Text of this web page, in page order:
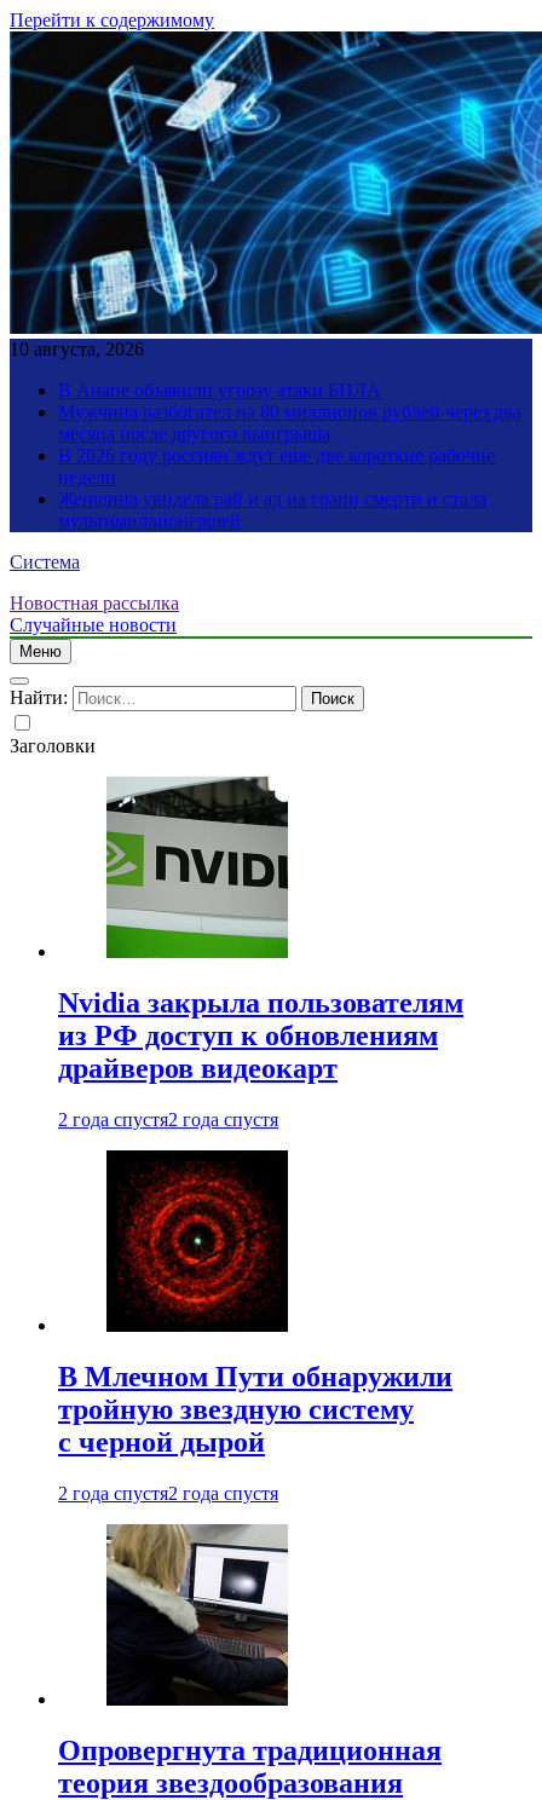
Перейти к содержимому
10 августа, 2026
В Анапе объявили угрозу атаки БПЛА
Мужчина разбогател на 80 миллионов рублей через два
месяца после другого выигрыша
В 2026 году россиян ждут еще две короткие рабочие
недели
Женщина увидела рай и ад на грани смерти и стала
мультимиллионершей
Система
Новостная рассылка
Случайные новости
Меню
Найти:
Заголовки
Nvidia закрыла пользователям
из РФ доступ к обновлениям
драйверов видеокарт
2 года спустя2 года спустя
В Млечном Пути обнаружили
тройную звездную систему
с черной дырой
2 года спустя2 года спустя
Опровергнута традиционная
теория звездообразования